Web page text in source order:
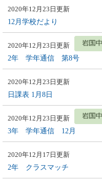
2020年12月23日更新
12月学校だより
2020年12月23日更新
2年 学年通信 第8号
2020年12月23日更新
日課表 1月8日
2020年12月23日更新
3年 学年通信 12月
2020年12月17日更新
2年 クラスマッチ